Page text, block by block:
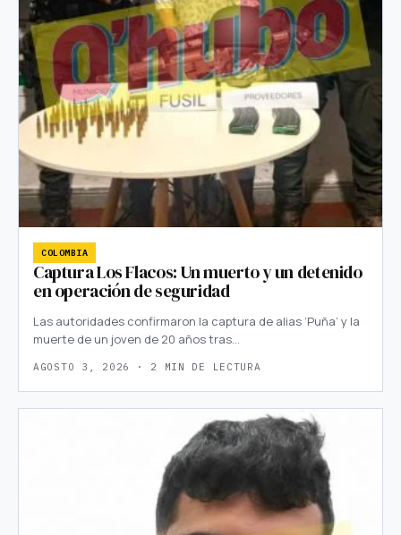
COLOMBIA
Captura Los Flacos: Un muerto y un detenido
en operación de seguridad
Las autoridades confirmaron la captura de alias ‘Puña’ y la
muerte de un joven de 20 años tras…
AGOSTO 3, 2026 · 2 MIN DE LECTURA